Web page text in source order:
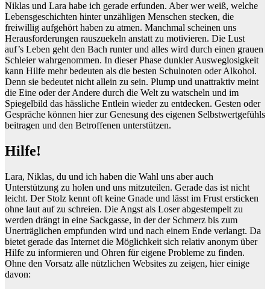
Niklas und Lara habe ich gerade erfunden. Aber wer weiß, welche
Lebensgeschichten hinter unzähligen Menschen stecken, die
freiwillig aufgehört haben zu atmen. Manchmal scheinen uns
Herausforderungen rauszuekeln anstatt zu motivieren. Die Lust
auf’s Leben geht den Bach runter und alles wird durch einen grauen
Schleier wahrgenommen. In dieser Phase dunkler Ausweglosigkeit
kann Hilfe mehr bedeuten als die besten Schulnoten oder Alkohol.
Denn sie bedeutet nicht allein zu sein. Plump und unattraktiv meint
die Eine oder der Andere durch die Welt zu watscheln und im
Spiegelbild das hässliche Entlein wieder zu entdecken. Gesten oder
Gespräche können hier zur Genesung des eigenen Selbstwertgefühls
beitragen und den Betroffenen unterstützen.
Hilfe!
Lara, Niklas, du und ich haben die Wahl uns aber auch
Unterstützung zu holen und uns mitzuteilen. Gerade das ist nicht
leicht. Der Stolz kennt oft keine Gnade und lässt im Frust ersticken
ohne laut auf zu schreien. Die Angst als Loser abgestempelt zu
werden drängt in eine Sackgasse, in der der Schmerz bis zum
Unerträglichen empfunden wird und nach einem Ende verlangt. Da
bietet gerade das Internet die Möglichkeit sich relativ anonym über
Hilfe zu informieren und Ohren für eigene Probleme zu finden.
Ohne den Vorsatz alle nützlichen Websites zu zeigen, hier einige
davon: